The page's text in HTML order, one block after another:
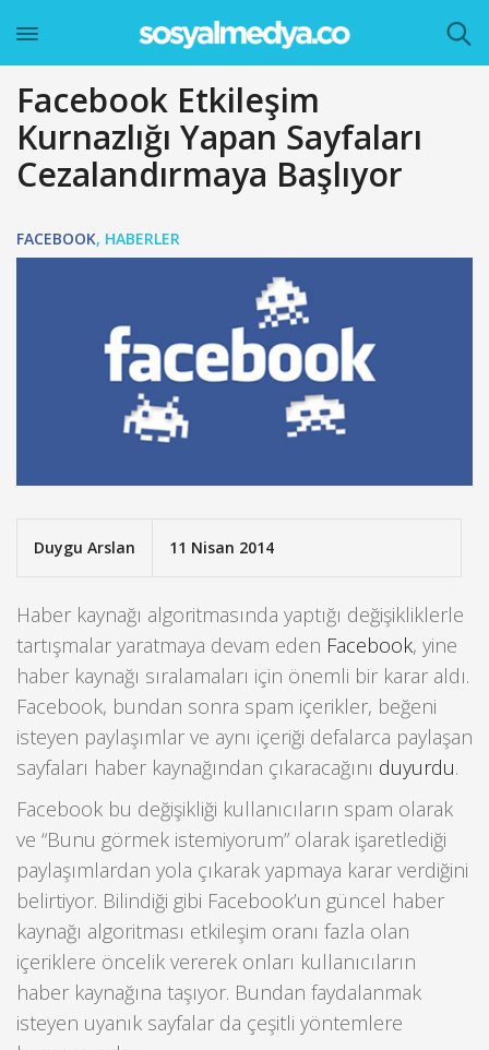
Facebook Etkileşim
Kurnazlığı Yapan Sayfaları
Cezalandırmaya Başlıyor
FACEBOOK, HABERLER
Duygu Arslan 11 Nisan 2014
Haber kaynağı algoritmasında yaptığı değişikliklerle
tartışmalar yaratmaya devam eden Facebook, yine
haber kaynağı sıralamaları için önemli bir karar aldı.
Facebook, bundan sonra spam içerikler, beğeni
isteyen paylaşımlar ve aynı içeriği defalarca paylaşan
sayfaları haber kaynağından çıkaracağını duyurdu.
Facebook bu değişikliği kullanıcıların spam olarak
ve “Bunu görmek istemiyorum” olarak işaretlediği
paylaşımlardan yola çıkarak yapmaya karar verdiğini
belirtiyor. Bilindiği gibi Facebook’un güncel haber
kaynağı algoritması etkileşim oranı fazla olan
içeriklere öncelik vererek onları kullanıcıların
haber kaynağına taşıyor. Bundan faydalanmak
isteyen uyanık sayfalar da çeşitli yöntemlere